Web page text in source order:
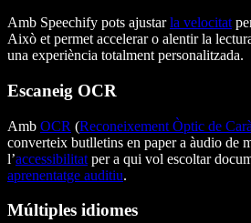
Amb Speechify pots ajustarla velocitat
Això et permet accelerar o alentir la
una experiència totalment personalitzada.
Escaneig OCR
Amb OCR (Reconeixement Òptic de
converteix butlletins en paper a àudio de
l’accessibilitat per a qui vol escoltar
aprenentatge auditiu.
Múltiples idiomes